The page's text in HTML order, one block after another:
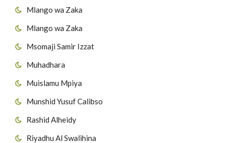
Mlango wa Zaka
Mlango wa Zaka
Msomaji Samir Izzat
Muhadhara
Muislamu Mpiya
Munshid Yusuf Calibso
Rashid Alheidy
Riyadhu Al Swalihina